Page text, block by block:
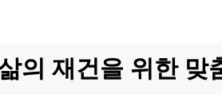
의 재건을 위한 맞